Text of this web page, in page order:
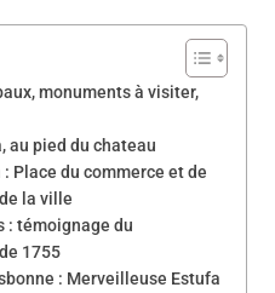
monuments à visiter,
au pied du chateau
Place du commerce et de
la ville
: témoignage du
1755
: Merveilleuse Estufa